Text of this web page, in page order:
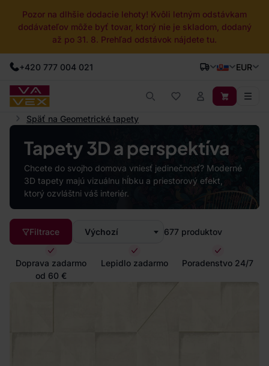
Pozor na dlhšie dodacie lehoty! Kvôli letným odstávkam
dodávateľov môže byť tovar, ktorý nie je skladom, dodaný
až po 31. 8. Prehľad odstávok nájdete tu.
+420 777 004 021 EUR
Späť na Geometrické tapety
Tapety 3D a perspektíva
Chcete do svojho domova vniesť jedinečnosť? Moderné
3D tapety majú vizuálnu hĺbku a priestorový efekt,
ktorý ozvláštni váš interiér.
Filtrace Výchozí 677 produktov
Doprava zadarmo
od 60 €
Lepidlo zadarmo Poradenstvo 24/7